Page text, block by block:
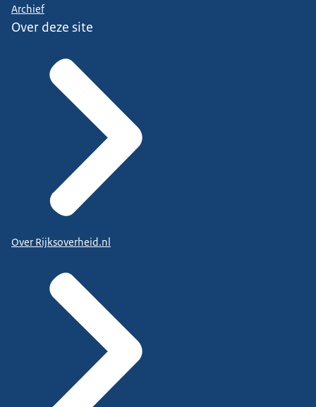
Archief
Over deze site
Over Rijksoverheid.nl